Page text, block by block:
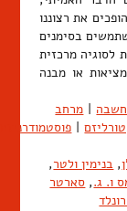
את רצוננו
בסימנים
לסוגיה מרכזית
או מבנה
מרחב
פוסטמודרניזם
, בנימין ולטר,
ו. ג., סארטר